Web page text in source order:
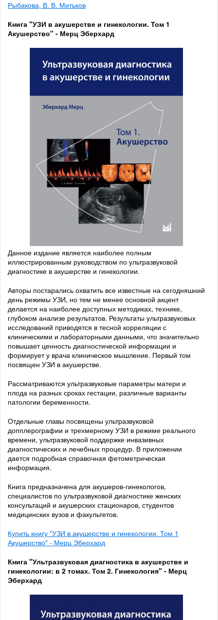
Рыбакова, В. В. Митьков
Книга "УЗИ в акушерстве и гинекологии. Том 1
Акушерство" - Мерц Эберхард
Данное издание является наиболее полным
иллюстрированным руководством по ультразвуковой
диагностике в акушерстве и гинекологии.
Авторы постарались охватить все известные на сегодняшний
день режимы УЗИ, но тем не менее основной акцент
делается на наиболее доступных методиках, технике,
глубоком анализе результатов. Результаты ультразвуковых
исследований приводятся в тесной корреляции с
клиническими и лабораторными данными, что значительно
повышает ценность диагностической информации и
формирует у врача клиническое мышление. Первый том
посвящен УЗИ в акушерстве.
Рассматриваются ультразвуковые параметры матери и
плода на разных сроках гестации, различные варианты
патологии беременности.
Отдельные главы посвящены ультразвуковой
допплерографии и трехмерному УЗИ в режиме реального
времени, ультразвуковой поддержке инвазивных
диагностических и лечебных процедур. В приложении
дается подробная справочная фетометрическая
информация.
Книга предназначена для акушеров-гинекологов,
специалистов по ультразвуковой диагностике женских
консультаций и акушерских стационаров, студентов
медицинских вузов и факультетов.
Купить книгу "УЗИ в акушерстве и гинекологии. Том 1
Акушерство" - Мерц Эберхард
Книга "Ультразвуковая диагностика в акушерстве и
гинекологии: в 2 томах. Том 2. Гинекология" - Мерц
Эберхард